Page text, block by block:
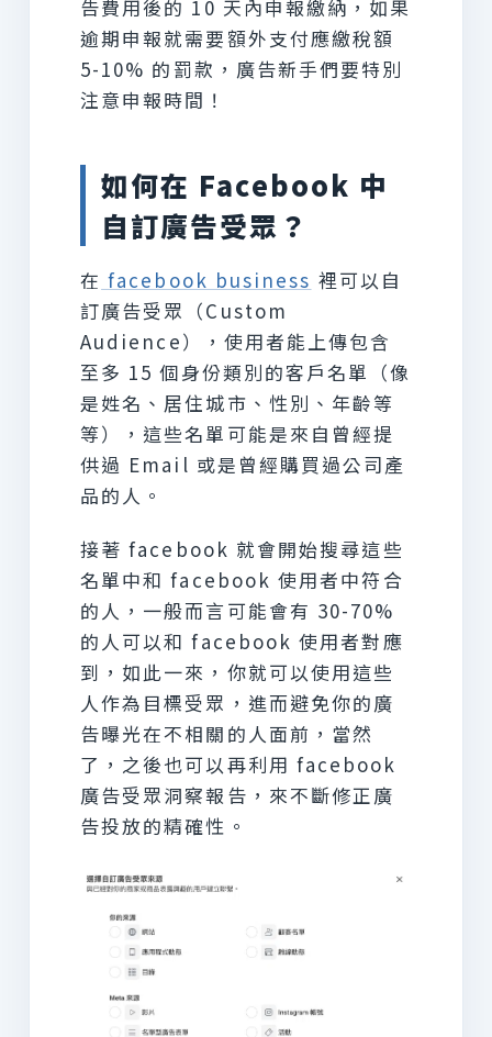
告費用後的 10 天內申報繳納，如果
逾期申報就需要額外支付應繳稅額
5-10% 的罰款，廣告新手們要特別
注意申報時間！
如何在 Facebook 中
自訂廣告受眾？
在 facebook business 裡可以自
訂廣告受眾（Custom
Audience），使用者能上傳包含
至多 15 個身份類別的客戶名單（像
是姓名、居住城市、性別、年齡等
等），這些名單可能是來自曾經提
供過 Email 或是曾經購買過公司產
品的人。
接著 facebook 就會開始搜尋這些
名單中和 facebook 使用者中符合
的人，一般而言可能會有 30-70%
的人可以和 facebook 使用者對應
到，如此一來，你就可以使用這些
人作為目標受眾，進而避免你的廣
告曝光在不相關的人面前，當然
了，之後也可以再利用 facebook
廣告受眾洞察報告，來不斷修正廣
告投放的精確性。